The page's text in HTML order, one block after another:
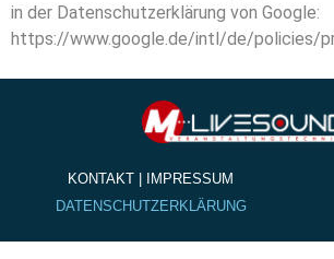
in der Datenschutzerklärung von Google:
https://www.google.de/intl/de/policies/
KONTAKT | IMPRESSUM
DATENSCHUTZERKLÄRUNG